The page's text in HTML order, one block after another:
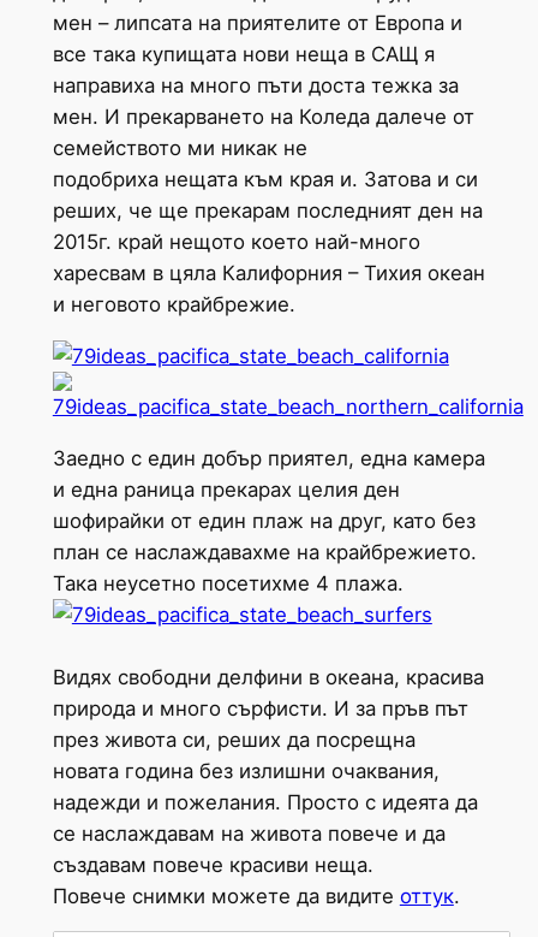
мен – липсата на приятелите от Европа и
все така купищата нови неща в САЩ я
направиха на много пъти доста тежка за
мен. И прекарването на Коледа далече от
семейството ми никак не
подобриха нещата към края и. Затова и си
реших, че ще прекарам последният ден на
2015г. край нещото което най-много
харесвам в цяла Калифорния – Тихия океан
и неговото крайбрежие.
Заедно с един добър приятел, една камера
и една раница прекарах целия ден
шофирайки от един плаж на друг, като без
план се наслаждавахме на крайбрежието.
Така неусетно посетихме 4 плажа.
Видях свободни делфини в океана, красива
природа и много сърфисти. И за пръв път
през живота си, реших да посрещна
новата година без излишни очаквания,
надежди и пожелания. Просто с идеята да
се наслаждавам на живота повече и да
създавам повече красиви неща.
Повече снимки можете да видите оттук.